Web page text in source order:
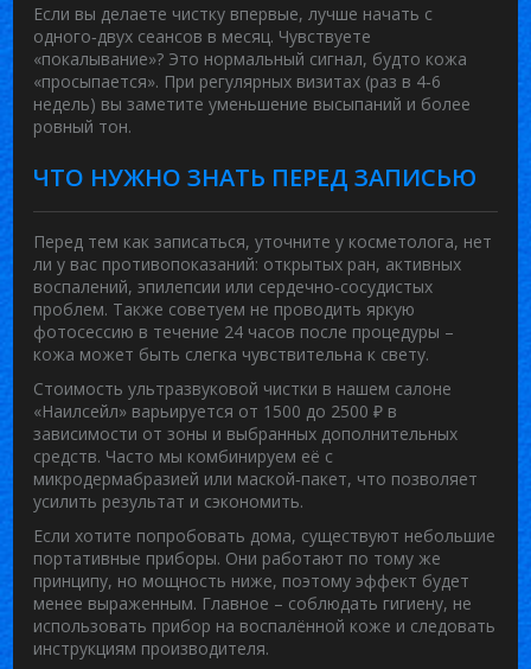
Если вы делаете чистку впервые, лучше начать с
одного‑двух сеансов в месяц. Чувствуете
«покалывание»? Это нормальный сигнал, будто кожа
«просыпается». При регулярных визитах (раз в 4‑6
недель) вы заметите уменьшение высыпаний и более
ровный тон.
ЧТО НУЖНО ЗНАТЬ ПЕРЕД ЗАПИСЬЮ
Перед тем как записаться, уточните у косметолога, нет
ли у вас противопоказаний: открытых ран, активных
воспалений, эпилепсии или сердечно‑сосудистых
проблем. Также советуем не проводить яркую
фотосессию в течение 24 часов после процедуры –
кожа может быть слегка чувствительна к свету.
Стоимость ультразвуковой чистки в нашем салоне
«Наилсейл» варьируется от 1500 до 2500 ₽ в
зависимости от зоны и выбранных дополнительных
средств. Часто мы комбинируем её с
микродермабразией или маской‑пакет, что позволяет
усилить результат и сэкономить.
Если хотите попробовать дома, существуют небольшие
портативные приборы. Они работают по тому же
принципу, но мощность ниже, поэтому эффект будет
менее выраженным. Главное – соблюдать гигиену, не
использовать прибор на воспалённой коже и следовать
инструкциям производителя.